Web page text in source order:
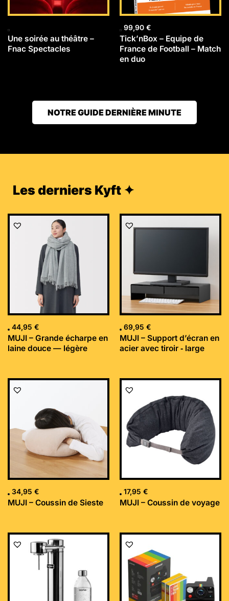
Une soirée au théâtre –
Fnac Spectacles
99,90 €
Tick’nBox – Equipe de
France de Football – Match
en duo
NOTRE GUIDE DERNIÈRE MINUTE
Les derniers Kyft ✦
44,95 €
MUJI – Grande écharpe en
laine douce — légère
69,95 €
MUJI – Support d’écran en
acier avec tiroir ‐ large
34,95 €
MUJI – Coussin de Sieste
17,95 €
MUJI – Coussin de voyage
Le
initial
était :
169,99 €.
Le